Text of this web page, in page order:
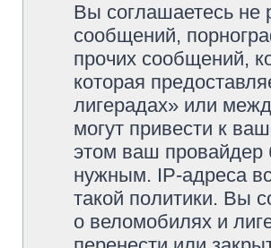
Вы соглашаетесь не
сообщений,
прочих сообщений,
которая
лигерадах» или
могут привести к
этом ваш провайдер
нужным. IP-адреса
такой политики. Вы
о веломобилях и